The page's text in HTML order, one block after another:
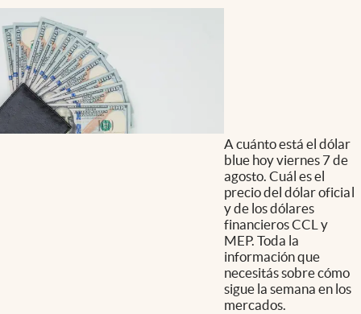
A cuánto está el dólar
blue hoy viernes 7 de
agosto. Cuál es el
precio del dólar oficial
y de los dólares
financieros CCL y
MEP. Toda la
información que
necesitás sobre cómo
sigue la semana en los
mercados.